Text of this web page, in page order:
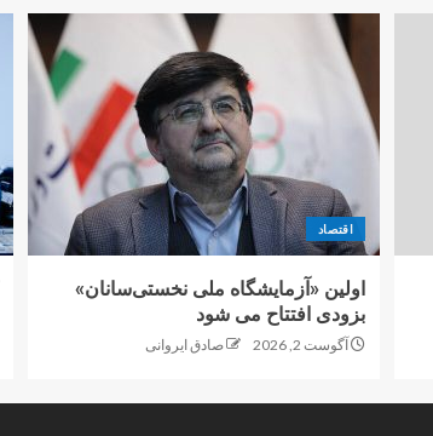
اقتصاد
اولین «آزمایشگاه ملی نخستی‌سانان»
بزودی افتتاح می شود
آگوست 2, 2026 صادق ایروانی